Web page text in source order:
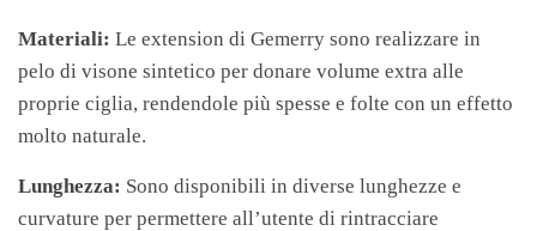
Materiali: Le extension di Gemerry sono realizzare in
pelo di visone sintetico per donare volume extra alle
proprie ciglia, rendendole più spesse e folte con un effetto
molto naturale.
Lunghezza: Sono disponibili in diverse lunghezze e
curvature per permettere all’utente di rintracciare